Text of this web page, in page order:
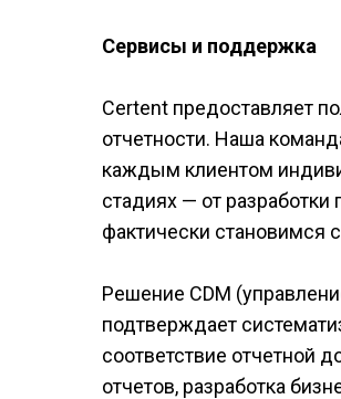
Сервисы и поддержка
Certent предоставляет
отчетности. Наша
каждым клиентом
стадиях — от
фактически становимся
Решение CDM
подтверждает
соответствие отчетной
отчетов, разработка